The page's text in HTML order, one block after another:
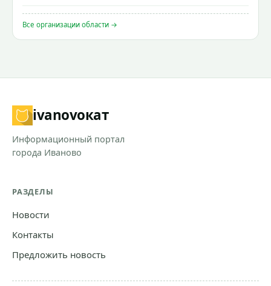
Все организации области →
ivanovoкат
Информационный портал
города Иваново
РАЗДЕЛЫ
Новости
Контакты
Предложить новость